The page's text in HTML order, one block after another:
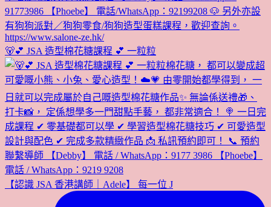
🐻💕 JSA 造型棉花糖課程 💕 一粒粒
【認識 JSA 香港講師｜Adele】 每一位 J